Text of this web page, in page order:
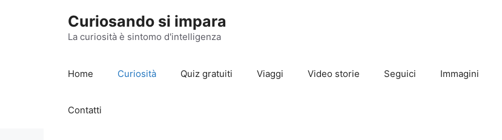
Curiosando si impara
La curiosità è sintomo d'intelligenza
Home Curiosità Quiz gratuiti Viaggi Video storie Seguici Immagini
Contatti